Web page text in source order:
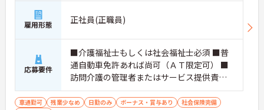
雇用形態 正社員(正職員)
応募要件
■介護福祉士もしくは社会福祉士必須 ■普
通自動車免許あれば尚可（ＡＴ限定可） ■
訪問介護の管理者またはサービス提供責任
者必須
車通勤可 残業少なめ 日勤のみ ボーナス・賞与あり
社会保険完備